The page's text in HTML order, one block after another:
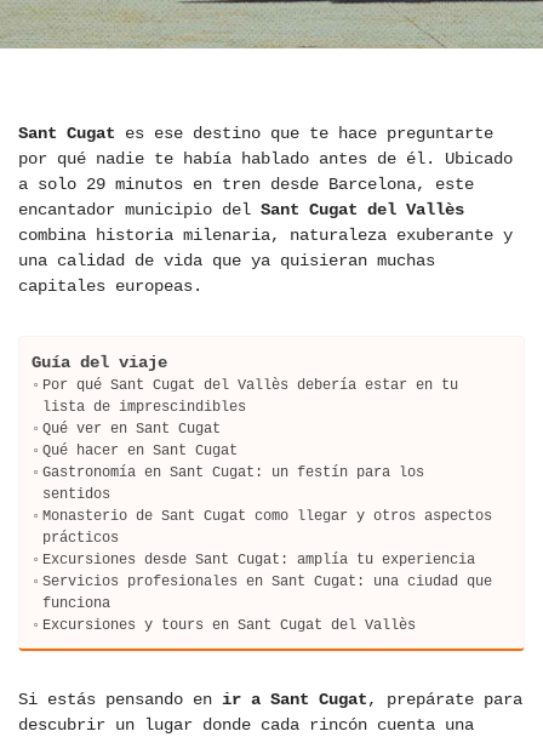
Sant Cugat es ese destino que te hace preguntarte
por qué nadie te había hablado antes de él. Ubicado
a solo 29 minutos en tren desde Barcelona, este
encantador municipio del Sant Cugat del Vallès
combina historia milenaria, naturaleza exuberante y
una calidad de vida que ya quisieran muchas
capitales europeas.
Guía del viaje
Por qué Sant Cugat del Vallès debería estar en tu
lista de imprescindibles
Qué ver en Sant Cugat
Qué hacer en Sant Cugat
Gastronomía en Sant Cugat: un festín para los
sentidos
Monasterio de Sant Cugat como llegar y otros aspectos
prácticos
Excursiones desde Sant Cugat: amplía tu experiencia
Servicios profesionales en Sant Cugat: una ciudad que
funciona
Excursiones y tours en Sant Cugat del Vallès
Si estás pensando en ir a Sant Cugat, prepárate para
descubrir un lugar donde cada rincón cuenta una